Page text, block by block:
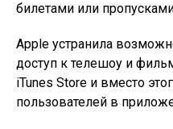
билетами или
Apple устранила
доступ к телешоу и
iTunes Store и вместо
пользователей в